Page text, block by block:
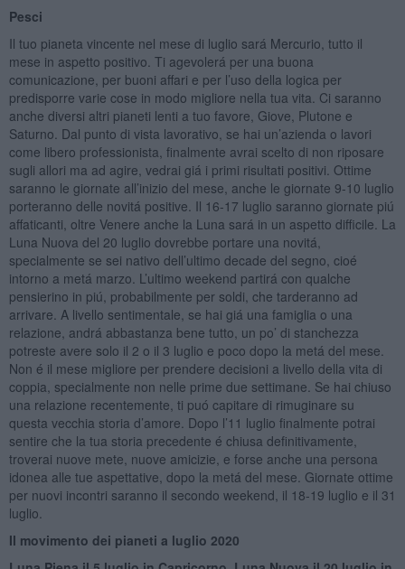
Pesci
Il tuo pianeta vincente nel mese di luglio sará Mercurio, tutto il
mese in aspetto positivo. Ti agevolerá per una buona
comunicazione, per buoni affari e per l’uso della logica per
predisporre varie cose in modo migliore nella tua vita. Ci saranno
anche diversi altri pianeti lenti a tuo favore, Giove, Plutone e
Saturno. Dal punto di vista lavorativo, se hai un’azienda o lavori
come libero professionista, finalmente avrai scelto di non riposare
sugli allori ma ad agire, vedrai giá i primi risultati positivi. Ottime
saranno le giornate all’inizio del mese, anche le giornate 9-10 luglio
porteranno delle novitá positive. Il 16-17 luglio saranno giornate piú
affaticanti, oltre Venere anche la Luna sará in un aspetto difficile. La
Luna Nuova del 20 luglio dovrebbe portare una novitá,
specialmente se sei nativo dell’ultimo decade del segno, cioé
intorno a metá marzo. L’ultimo weekend partirá con qualche
pensierino in piú, probabilmente per soldi, che tarderanno ad
arrivare. A livello sentimentale, se hai giá una famiglia o una
relazione, andrá abbastanza bene tutto, un po’ di stanchezza
potreste avere solo il 2 o il 3 luglio e poco dopo la metá del mese.
Non é il mese migliore per prendere decisioni a livello della vita di
coppia, specialmente non nelle prime due settimane. Se hai chiuso
una relazione recentemente, ti puó capitare di rimuginare su
questa vecchia storia d’amore. Dopo l’11 luglio finalmente potrai
sentire che la tua storia precedente é chiusa definitivamente,
troverai nuove mete, nuove amicizie, e forse anche una persona
idonea alle tue aspettative, dopo la metá del mese. Giornate ottime
per nuovi incontri saranno il secondo weekend, il 18-19 luglio e il 31
luglio.
Il movimento dei pianeti a luglio 2020